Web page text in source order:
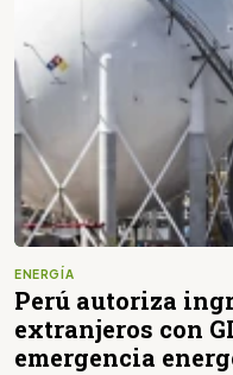
ENERGÍA
Perú autoriza
extranjeros con
emergencia